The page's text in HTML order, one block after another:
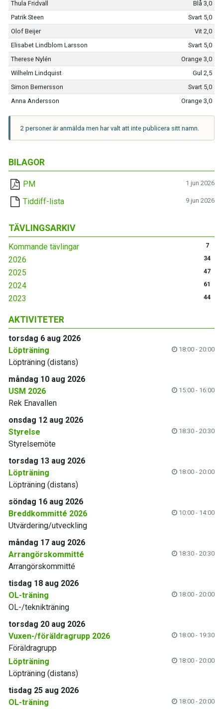
Thula Fridvall
Blå 3,0
Patrik Steen
Svart 5,0
Olof Beijer
Vit 2,0
Elisabet Lindblom Larsson
Svart 5,0
Therese Nylén
Orange 3,0
Wilhelm Lindquist
Gul 2,5
Simon Bernersson
Svart 5,0
Anna Andersson
Orange 3,0
2 personer är anmälda men har valt att inte publicera sitt namn.
BILAGOR
PM 1 jun 2026
Tiddiff-lista 9 jun 2026
TÄVLINGSARKIV
Kommande tävlingar 7
2026 34
2025 47
2024 61
2023 44
AKTIVITETER
torsdag 6 aug 2026
Löpträning
18:00 - 20:00
Löpträning (distans)
måndag 10 aug 2026
USM 2026
15:00 - 16:00
Rek Enavallen
onsdag 12 aug 2026
Styrelse
18:30 - 20:30
Styrelsemöte
torsdag 13 aug 2026
Löpträning
18:00 - 20:00
Löpträning (distans)
söndag 16 aug 2026
Breddkommitté 2026
10:00 - 14:00
Utvärdering/utveckling
måndag 17 aug 2026
Arrangörskommitté
18:30 - 20:30
Arrangörskommitté
tisdag 18 aug 2026
OL-träning
18:00 - 20:00
OL-/teknikträning
torsdag 20 aug 2026
Vuxen-/föräldragrupp 2026
18:00 - 19:30
Föräldragrupp
Löpträning
18:00 - 20:00
Löpträning (distans)
tisdag 25 aug 2026
OL-träning
18:00 - 20:00